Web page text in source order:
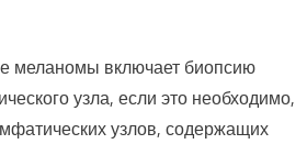
меланомы включает биопсию
узла, если это необходимо,
узлов, содержащих